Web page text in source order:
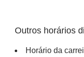
Outros horários
Horário da